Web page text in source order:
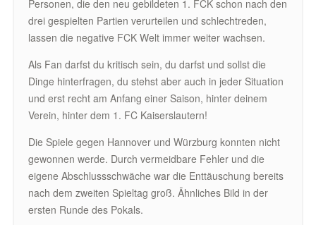
Personen, die den neu gebildeten 1. FCK schon nach den
drei gespielten Partien verurteilen und schlechtreden,
lassen die negative FCK Welt immer weiter wachsen.
Als Fan darfst du kritisch sein, du darfst und sollst die
Dinge hinterfragen, du stehst aber auch in jeder Situation
und erst recht am Anfang einer Saison, hinter deinem
Verein, hinter dem 1. FC Kaiserslautern!
Die Spiele gegen Hannover und Würzburg konnten nicht
gewonnen werde. Durch vermeidbare Fehler und die
eigene Abschlussschwäche war die Enttäuschung bereits
nach dem zweiten Spieltag groß. Ähnliches Bild in der
ersten Runde des Pokals.